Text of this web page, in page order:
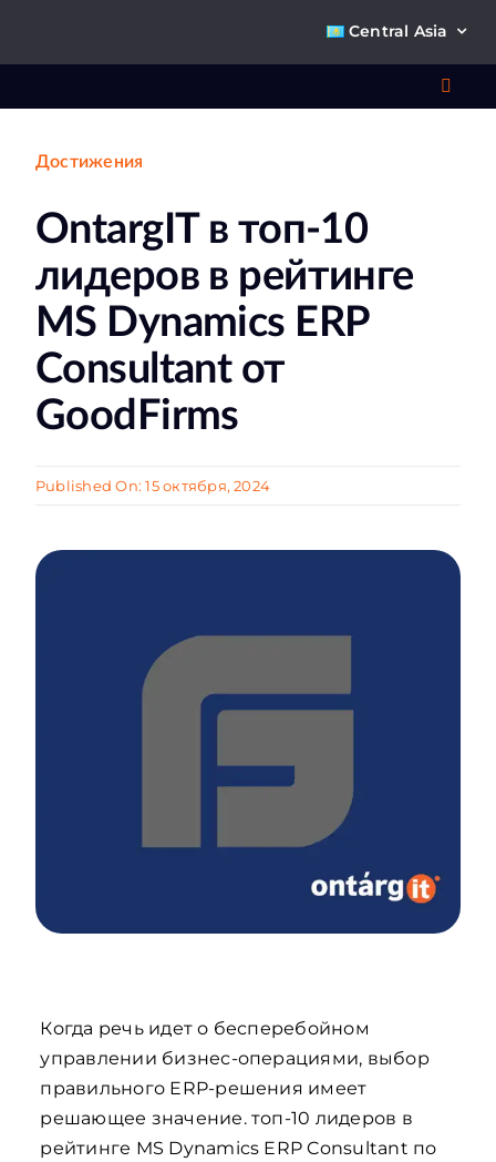
Central Asia
Достижения
OntargIT в топ-10
лидеров в рейтинге
MS Dynamics ERP
Consultant от
GoodFirms
Published On: 15 октября, 2024
Когда речь идет о бесперебойном
управлении бизнес-операциями, выбор
правильного ERP-решения имеет
решающее значение. топ-10 лидеров в
рейтинге MS Dynamics ERP Consultant по